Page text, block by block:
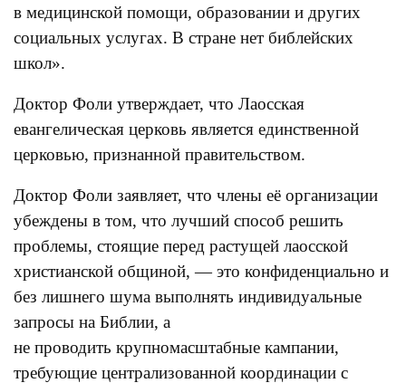
в медицинской помощи, образовании и других
социальных услугах. В стране нет библейских
школ».
Доктор Фоли утверждает, что Лаосская
евангелическая церковь является единственной
церковью, признанной правительством.
Доктор Фоли заявляет, что члены её организации
убеждены в том, что лучший способ решить
проблемы, стоящие перед растущей лаосской
христианской общиной, — это конфиденциально и
без лишнего шума выполнять индивидуальные
запросы на Библии, а
не проводить крупномасштабные кампании,
требующие централизованной координации с